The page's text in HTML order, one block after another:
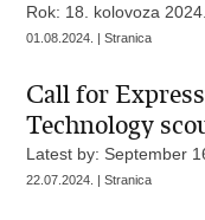
Rok: 18. kolovoza 2024.
01.08.2024. | Stranica
Call for
Technology
Latest by: September
22.07.2024. | Stranica